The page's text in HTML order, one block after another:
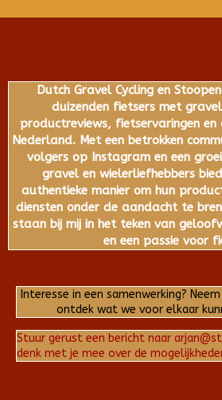
Dutch Gravel Cycling en
duizenden fietsers met
productreviews, fietservaringen
Nederland. Met een betrokken
volgers op Instagram en een
gravel en wielerliefhebbers
authentieke manier om hun
diensten onder de aandacht te
staan bij mij in het teken van
en een passie voor
Interesse in een samenwerking?
ontdek wat we voor elkaar
Stuur gerust een bericht naar
denk met je mee over de